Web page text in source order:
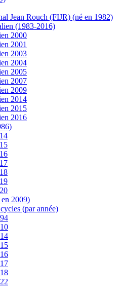
Jean Rouch (FIJR) (né en 1982)
(1983-2016)
2000
2001
2003
2004
2005
2007
2009
2014
2015
2016
2009)
(par année)